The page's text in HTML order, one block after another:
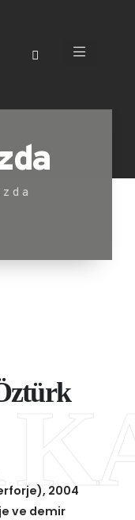
2004
ve demir